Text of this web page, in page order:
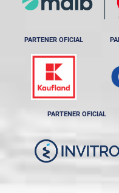
PARTENER OFICIAL
PARTENER OFICIAL